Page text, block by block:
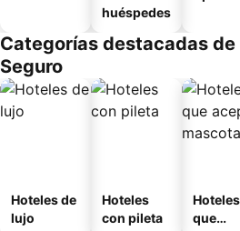
huéspedes
Categorías destacadas
Seguro
Hoteles de
lujo
Hoteles
con pileta
Hoteles
que